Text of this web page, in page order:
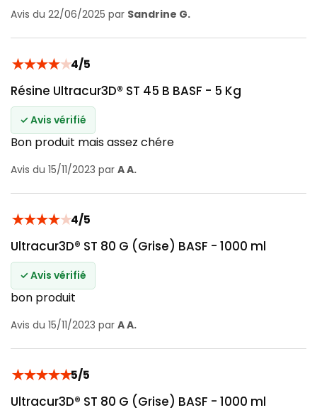
Avis du 22/06/2025 par Sandrine G.
★★★★★4/5
Résine Ultracur3D® ST 45 B BASF - 5 Kg
✓ Avis vérifié
Bon produit mais assez chére
Avis du 15/11/2023 par A A.
★★★★★4/5
Ultracur3D® ST 80 G (Grise) BASF - 1000 ml
✓ Avis vérifié
bon produit
Avis du 15/11/2023 par A A.
★★★★★5/5
Ultracur3D® ST 80 G (Grise) BASF - 1000 ml